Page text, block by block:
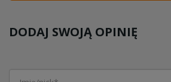
DODAJ SWOJĄ OPINIĘ